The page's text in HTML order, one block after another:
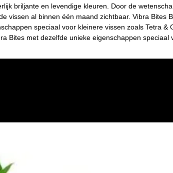
briljante en levendige kleuren. Door de
vissen al binnen één maand zichtbaar. Vibra Bites
speciaal voor kleinere vissen zoals Tetra &
Bites met dezelfde unieke eigenschappen speciaal